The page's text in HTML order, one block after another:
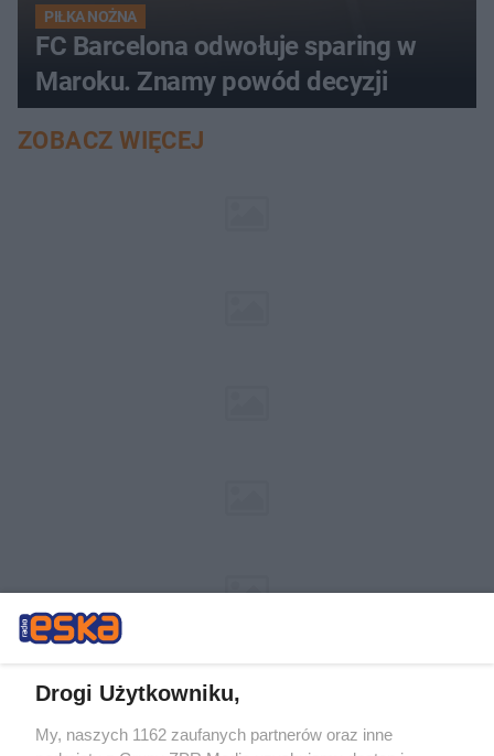
PIŁKA NOŻNA
FC Barcelona odwołuje sparing w
Maroku. Znamy powód decyzji
ZOBACZ WIĘCEJ
Drogi Użytkowniku,
My, naszych 1162 zaufanych partnerów oraz inne